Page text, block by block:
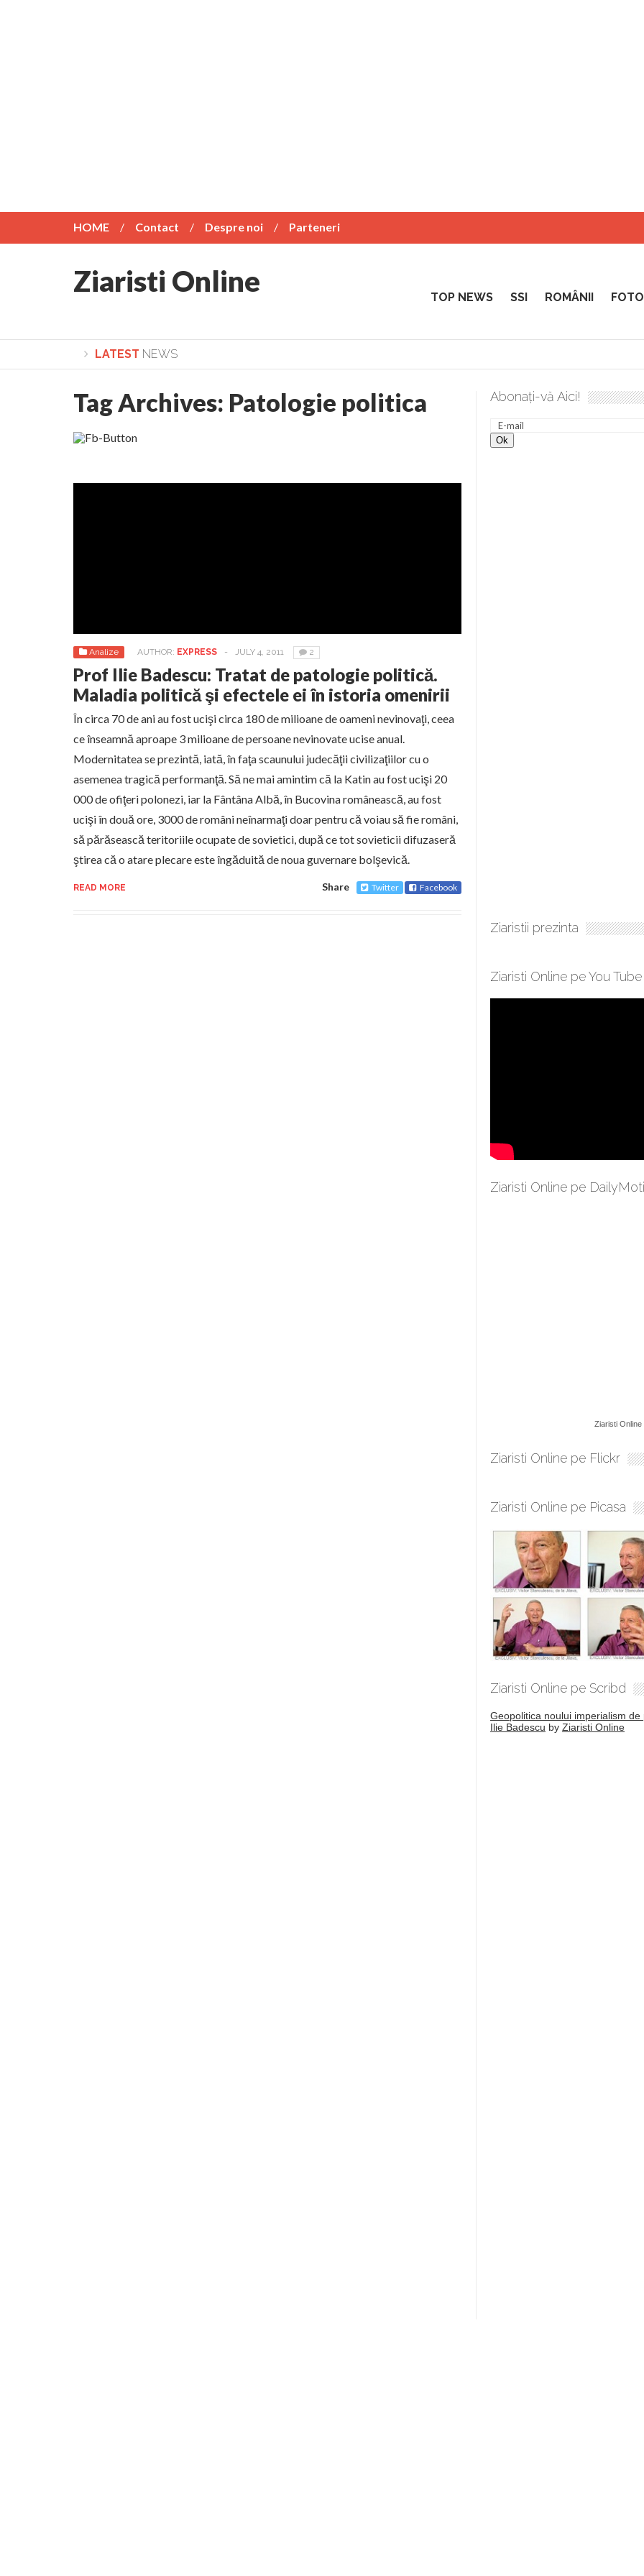
HOME Contact Despre noi Parteneri
Ziaristi Online TOP NEWS SSI ROMÂNII
LATEST NEWS
Lepădarea de sine și urmarea lui Hristos. Calea spre desăvârșire. Gând de duminică de Elena Solunca Moise Sculați,
Tag Archives: Patologie politica
Analize AUTHOR: EXPRESS - JULY 4, 2011 2
Prof Ilie Badescu: Tratat de patologie politică.
Maladia politică şi efectele ei în istoria omenirii
În circa 70 de ani au fost ucişi circa 180 de milioane de oameni nevinovaţi, ceea
ce înseamnă aproape 3 milioane de persoane nevinovate ucise anual.
Modernitatea se prezintă, iată, în faţa scaunului judecăţii civilizaţiilor cu o
asemenea tragică performanţă. Să ne mai amintim că la Katin au fost ucişi 20
000 de ofiţeri polonezi, iar la Fântâna Albă, în Bucovina românească, au fost
ucişi în două ore, 3000 de români neînarmaţi doar pentru că voiau să fie români,
să părăsească teritoriile ocupate de sovietici, după ce tot sovieticii difuzaseră
ştirea că o atare plecare este îngăduită de noua guvernare bolşevică.
READ MORE Share Twitter Facebook
Abonați-vă Aici!
Ziaristii prezinta
Ziaristi Online pe You Tube
Ziaristi Online pe
Ziaristi Online
Ziaristi Online pe Flickr
Ziaristi Online pe Picasa
Ziaristi Online pe Scribd
Geopolitica noului imperialism de
Ilie Badescu by Ziaristi Online